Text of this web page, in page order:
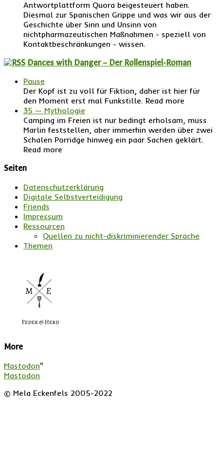
Antwortplattform Quora beigesteuert haben.
Diesmal zur Spanischen Grippe und was wir aus der
Geschichte über Sinn und Unsinn von
nichtpharmazeutischen Maßnahmen - speziell von
Kontaktbeschränkungen - wissen.
Dances with Danger – Der Rollenspiel-Roman
Pause
Der Kopf ist zu voll für Fiktion, daher ist hier für
den Moment erst mal Funkstille. Read more
35 — Mythologie
Camping im Freien ist nur bedingt erholsam, muss
Marlin feststellen, aber immerhin werden über zwei
Schalen Porridge hinweg ein paar Sachen geklärt.
Read more
Seiten
Datenschutzerklärung
Digitale Selbstverteidigung
Friends
Impressum
Ressourcen
Quellen zu nicht-diskriminierender Sprache
Themen
More
Mastodon"
Mastodon
© Mela Eckenfels 2005-2022